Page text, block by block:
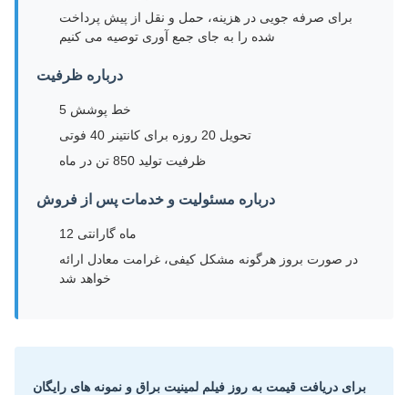
برای صرفه جویی در هزینه، حمل و نقل از پیش پرداخت
شده را به جای جمع آوری توصیه می کنیم
درباره ظرفیت
5 خط پوشش
تحویل 20 روزه برای کانتینر 40 فوتی
ظرفیت تولید 850 تن در ماه
درباره مسئولیت و خدمات پس از فروش
12 ماه گارانتی
در صورت بروز هرگونه مشکل کیفی، غرامت معادل ارائه
خواهد شد
برای دریافت قیمت به روز فیلم لمینیت براق و نمونه های رایگان